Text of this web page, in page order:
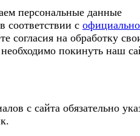
персональные данные
соответствии с
согласия на обработку
покинуть наш
с сайта обязательно